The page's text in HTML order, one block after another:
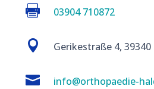
 03904 710872
 Gerikestraße 4,
 info@orthopaedie-